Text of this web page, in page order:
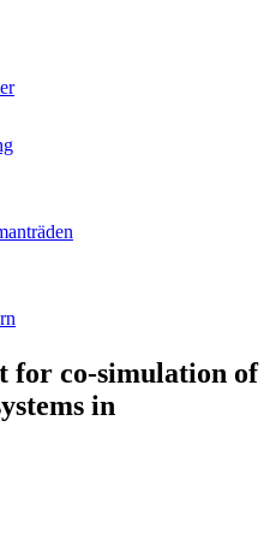
for co-simulation of
in